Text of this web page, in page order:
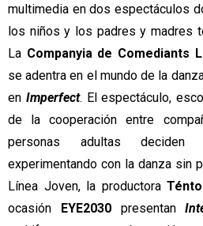
multimedia en dos espectáculos
los niños y los padres y madres
La Companyia de Comediants
se adentra en el mundo de la
en Imperfect. El espectáculo,
de la cooperación entre
personas adultas
experimentando con la danza sin
Línea Joven, la productora
ocasión EYE2030 presentan